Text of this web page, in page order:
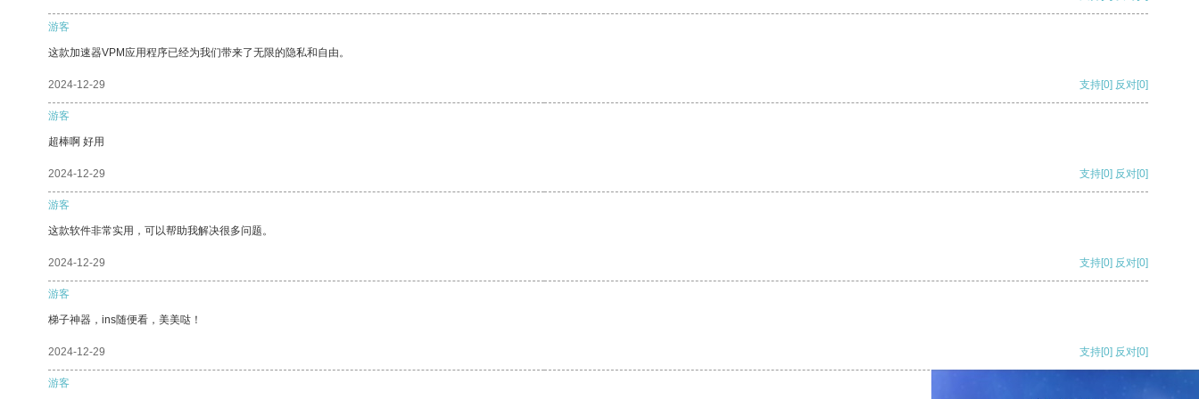
游客
这款加速器VPM应用程序已经为我们带来了无限的隐私和自由。
2024-12-29 支持[0] 反对[0]
游客
超棒啊 好用
2024-12-29 支持[0] 反对[0]
游客
这款软件非常实用，可以帮助我解决很多问题。
2024-12-29 支持[0] 反对[0]
游客
梯子神器，ins随便看，美美哒！
2024-12-29 支持[0] 反对[0]
游客